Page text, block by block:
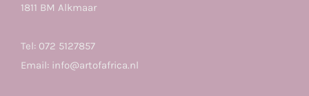
1811 BM Alkmaar
Tel: 072 5127857
Email: info@artofafrica.nl